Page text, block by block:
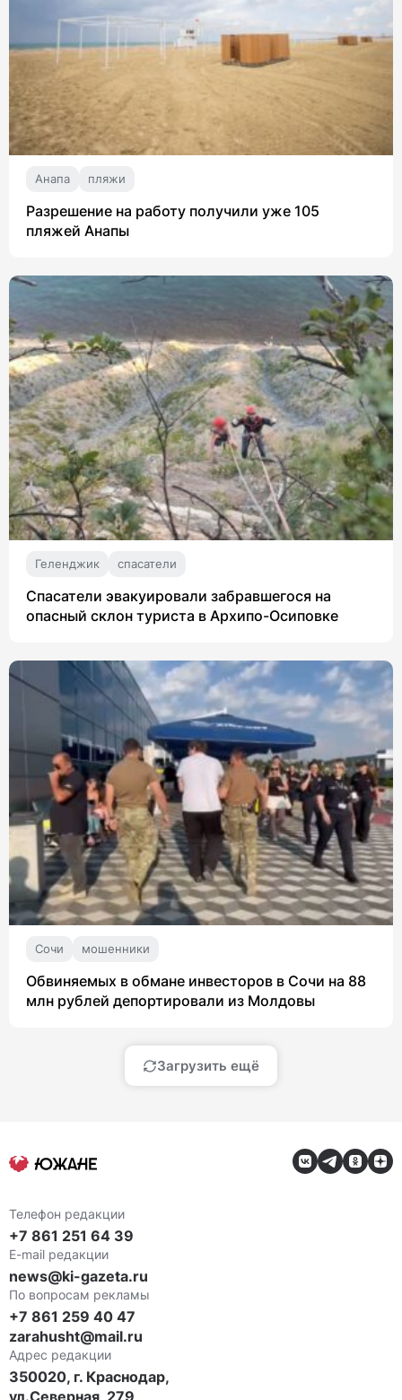
Анапа пляжи
Разрешение на работу получили уже 105
пляжей Анапы
Геленджик спасатели
Спасатели эвакуировали забравшегося на
опасный склон туриста в Архипо-Осиповке
Сочи мошенники
Обвиняемых в обмане инвесторов в Сочи на 88
млн рублей депортировали из Молдовы
Загрузить ещё
Телефон редакции
+7 861 251 64 39
E-mail редакции
news@ki-gazeta.ru
По вопросам рекламы
+7 861 259 40 47
zarahusht@mail.ru
Адрес редакции
350020, г. Краснодар,